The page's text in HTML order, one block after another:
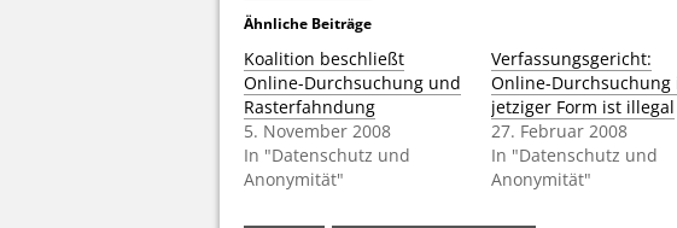
Ähnliche Beiträge
Koalition beschließt
Online-Durchsuchung und
Rasterfahndung
5. November 2008
In "Datenschutz und
Anonymität"
Verfassungsgericht:
Online-Durchsuchung
jetziger Form ist illegal
27. Februar 2008
In "Datenschutz und
Anonymität"